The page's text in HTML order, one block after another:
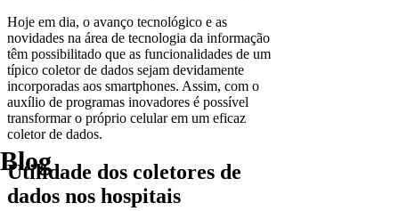
Blog
Hoje em dia, o avanço tecnológico e as
novidades na área de tecnologia da informação
têm possibilitado que as funcionalidades de um
típico coletor de dados sejam devidamente
incorporadas aos smartphones. Assim, com o
auxílio de programas inovadores é possível
transformar o próprio celular em um eficaz
coletor de dados.
Utilidade dos coletores de
dados nos hospitais